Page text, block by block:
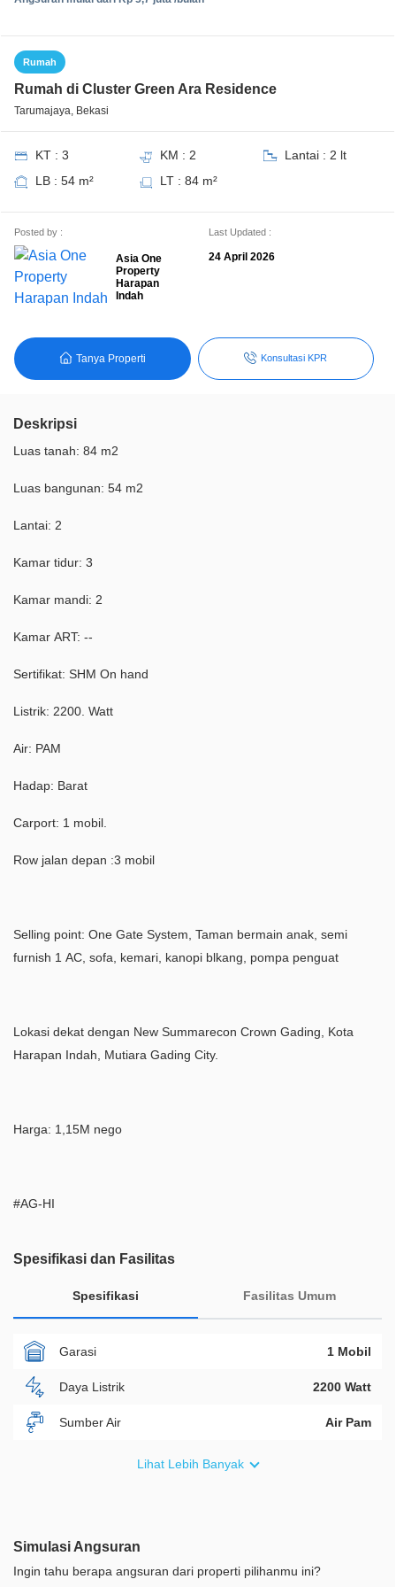
Rumah
Rumah di Cluster Green Ara Residence
Tarumajaya, Bekasi
KT : 3 KM : 2
Lantai : 2 lt
LB : 54 m²
LT : 84 m²
Posted by :
Asia One
Property
Harapan
Indah
Last Updated :
24 April 2026
Tanya Properti Konsultasi KPR
Deskripsi
Luas tanah: 84 m2
Luas bangunan: 54 m2
Lantai: 2
Kamar tidur: 3
Kamar mandi: 2
Kamar ART: --
Sertifikat: SHM On hand
Listrik: 2200. Watt
Air: PAM
Hadap: Barat
Carport: 1 mobil.
Row jalan depan :3 mobil
Selling point: One Gate System, Taman bermain anak, semi
furnish 1 AC, sofa, kemari, kanopi blkang, pompa penguat
Lokasi dekat dengan New Summarecon Crown Gading, Kota
Harapan Indah, Mutiara Gading City.
Harga: 1,15M nego
#AG-HI
Spesifikasi dan Fasilitas
Spesifikasi Fasilitas Umum
Garasi 1 Mobil
Daya Listrik 2200 Watt
Sumber Air Air Pam
ID Properti
Lihat Lebih Banyak
Simulasi Angsuran
Ingin tahu berapa angsuran dari properti pilihanmu ini?